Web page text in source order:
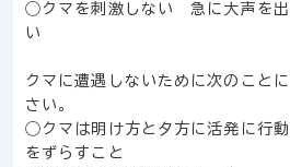
◯クマを刺激しない 急に大声を出
い
クマに遭遇しないために次のこと
さい。
◯クマは明け方と夕方に活発に行
をずらすこと